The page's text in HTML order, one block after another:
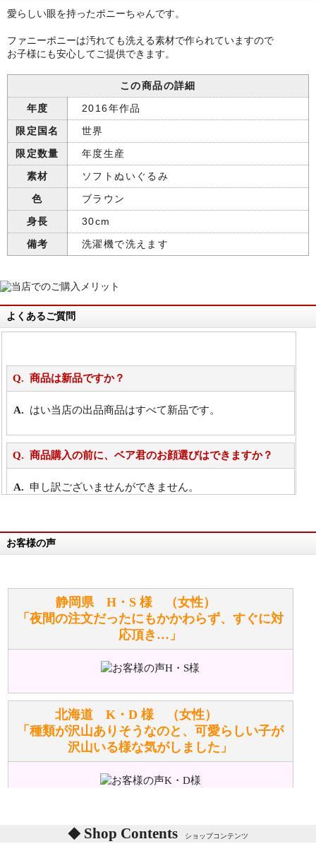
愛らしい眼を持ったポニーちゃんです。
ファニーポニーは汚れても洗える素材で作られていますので
お子様にも安心してご提供できます。
この商品の詳細
年度
2016年作品
限定国名
世界
限定数量
年度生産
素材
ソフトぬいぐるみ
色
ブラウン
身長
30cm
備考
洗濯機で洗えます
よくあるご質問
商品は新品ですか？
はい当店の出品商品はすべて新品です。
商品購入の前に、ベア君のお顔選びはできますか？
申し訳ございませんができません。
万が一欲しい商品が見つからない場合は、探して取り
お任せください！それは当店が謡っています「おも
てなしの心」で対応させていただきます。
シュタイフのぬいぐるみは洗濯できますか？ ぬいぐ
るみのお手入れ方法を教えてください。
詳しくはこちら をご覧ください。
ぬいぐるみの耳に付いているボタンやタグに、何か意
味などがありますか？
詳しくはこちらをご覧ください。
お客様の声
静岡県 H・S 様 （女性）
「夜間の注文だったにもかかわらず、すぐに対
応頂き…」
北海道 K・D 様 （女性）
「種類が沢山ありそうなのと、可愛らしい子が
沢山いる様な気がしました」
東京都 M・K 様 （女性）
「対応はどちらも丁寧でした。値段と他の融通
Shop Contents ショップコンテンツ